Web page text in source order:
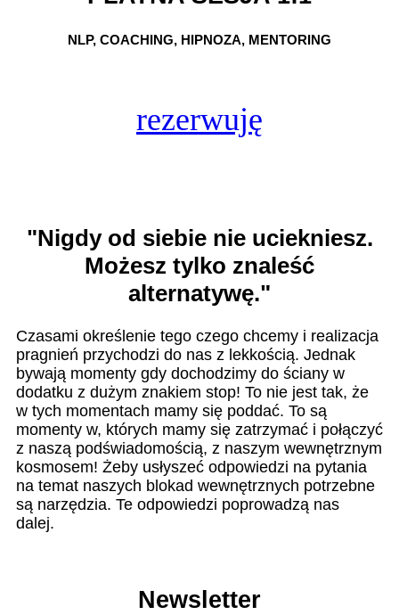
NLP, COACHING, HIPNOZA, MENTORING
rezerwuję
"Nigdy od siebie nie uciekniesz.
Możesz tylko znaleść
alternatywę."
Czasami określenie tego czego chcemy i realizacja
pragnień przychodzi do nas z lekkością. Jednak
bywają momenty gdy dochodzimy do ściany w
dodatku z dużym znakiem stop! To nie jest tak, że
w tych momentach mamy się poddać. To są
momenty w, których mamy się zatrzymać i połączyć
z naszą podświadomością, z naszym wewnętrznym
kosmosem! Żeby usłyszeć odpowiedzi na pytania
na temat naszych blokad wewnętrznych potrzebne
są narzędzia. Te odpowiedzi poprowadzą nas
dalej.
Newsletter